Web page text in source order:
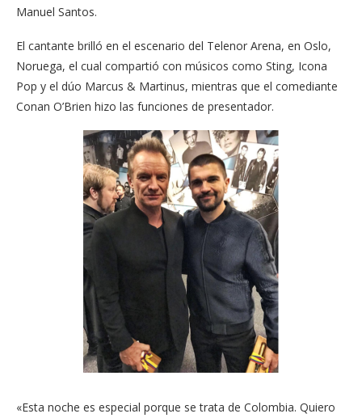
Manuel Santos.
El cantante brilló en el escenario del Telenor Arena, en Oslo,
Noruega, el cual compartió con músicos como Sting, Icona
Pop y el dúo Marcus & Martinus, mientras que el comediante
Conan O’Brien hizo las funciones de presentador.
«Esta noche es especial porque se trata de Colombia. Quiero